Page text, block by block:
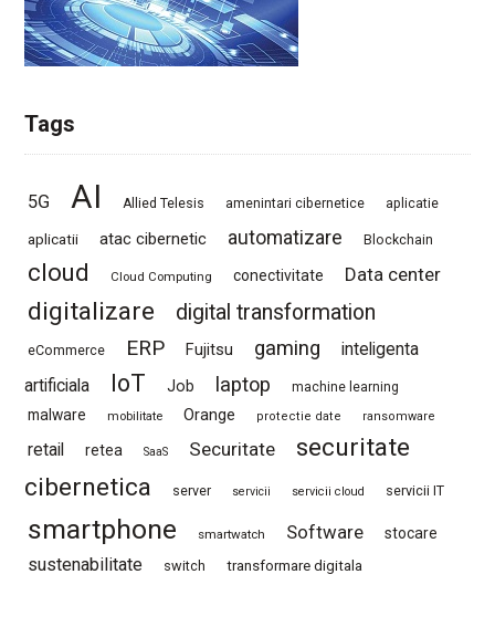
Tags
5G AI Allied Telesis amenintari cibernetice aplicatie
aplicatii atac cibernetic automatizare Blockchain
cloud Cloud Computing conectivitate Data center
digitalizare digital transformation
eCommerce ERP Fujitsu gaming
inteligenta
artificiala
IoT Job laptop machine learning
malware mobilitate Orange protectie date ransomware
retail retea SaaS Securitate
securitate
cibernetica
server servicii servicii cloud servicii IT
smartphone smartwatch Software stocare
sustenabilitate switch transformare digitala